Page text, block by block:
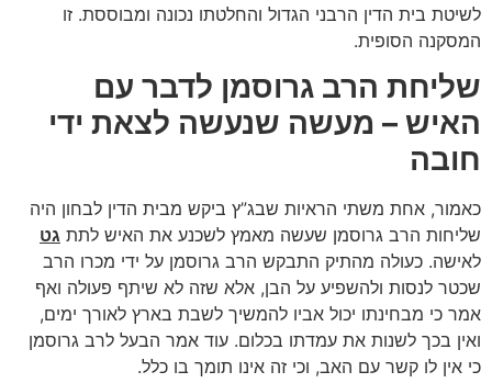
לשיטת בית הדין הרבני הגדול והחלטתו נכונה ומבוססת. זו
המסקנה הסופית.
שליחת הרב גרוסמן לדבר עם
האיש – מעשה שנעשה לצאת ידי
חובה
כאמור, אחת משתי הראיות שבג”ץ ביקש מבית הדין לבחון היה
שליחות הרב גרוסמן שעשה מאמץ לשכנע את האיש לתת גט
לאישה. כעולה מהתיק התבקש הרב גרוסמן על ידי מכרו הרב
שכטר לנסות ולהשפיע על הבן, אלא שזה לא שיתף פעולה ואף
אמר כי מבחינתו יכול אביו להמשיך לשבת בארץ לאורך ימים,
ואין בכך לשנות את עמדתו בכלום. עוד אמר הבעל לרב גרוסמן
כי אין לו קשר עם האב, וכי זה אינו תומך בו כלל.